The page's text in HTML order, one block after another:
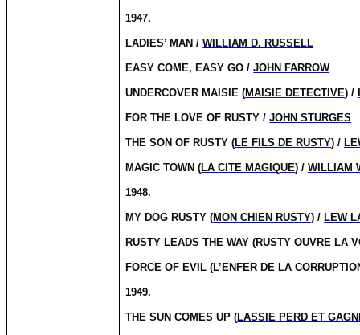
1947.
LADIES’ MAN /WILLIAM D. RUSSELL
EASY COME, EASY GO /JOHN FARROW
UNDERCOVER MAISIE (MAISIE DETECTIVE) /
FOR THE LOVE OF RUSTY /JOHN STURGES
THE SON OF RUSTY (LE FILS DE RUSTY) /
MAGIC TOWN (LA CITE MAGIQUE) /WILLIAM
1948.
MY DOG RUSTY (MON CHIEN RUSTY) / LEW
RUSTY LEADS THE WAY (RUSTY OUVRE LA
FORCE OF EVIL (L’ENFER DE LA
1949.
THE SUN COMES UP (LASSIE PERD ET